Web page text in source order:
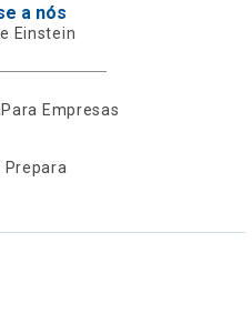
a nós
Einstein
Para Empresas
Prepara